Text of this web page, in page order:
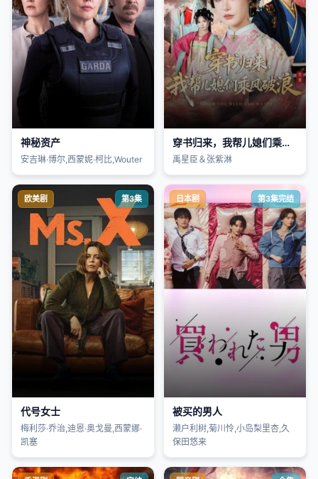
神秘资产
安吉琳·博尔,西蒙妮·柯比,Wouter
穿书归来，我帮儿媳们乘风破浪
禹星臣＆张紫淋
欧美剧 第3集
代号女士
梅利莎·乔治,迪恩·奥戈曼,西蒙娜·
凯塞
日本剧 第3集完结
被买的男人
濑户利树,菊川怜,小岛梨里杏,久
保田悠来